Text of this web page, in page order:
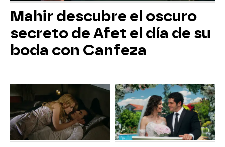
Mahir descubre el oscuro
secreto de Afet el día de su
boda con Canfeza